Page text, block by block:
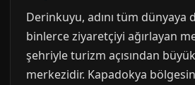
Derinkuyu, adını tüm dünyaya
binlerce ziyaretçiyi ağırlayan
şehriyle turizm açısından
merkezidir. Kapadokya